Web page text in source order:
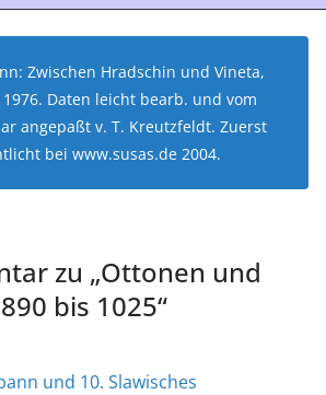
Zwischen Hradschin und Vineta,
1976. Daten leicht bearb. und vom
angepaßt v. T. Kreutzfeldt. Zuerst
bei www.susas.de 2004.
zu „Ottonen und
bis 1025“
und 10. Slawisches